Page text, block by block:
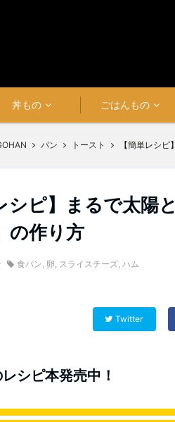
丼もの ごはんもの
パン トースト 【簡単レシ
シピ】まるで太陽
の作り方
食パン, 卵, スライスチーズ, ハム
Twitter
シピ本発売中！